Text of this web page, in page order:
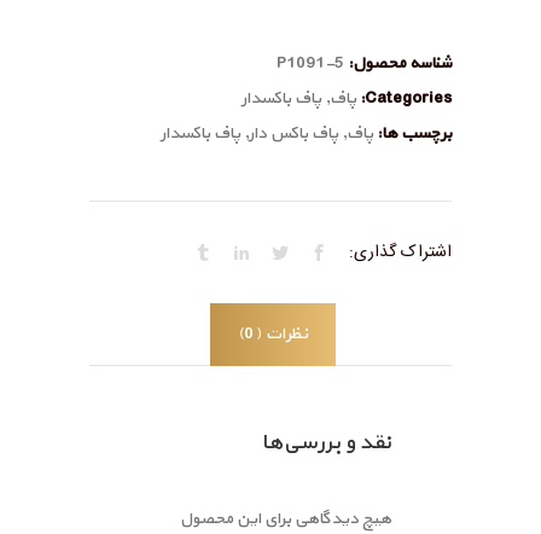
شناسه محصول: P1091-5
Categories: پاف, پاف باکسدار
برچسب ها: پاف, پاف باکس دار, پاف باکسدار
اشتراک گذاری:
نظرات (0)
نقد و بررسی‌ها
هیچ دیدگاهی برای این محصول